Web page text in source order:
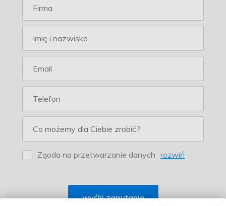
Zgoda na przetwarzanie danych rozwiń